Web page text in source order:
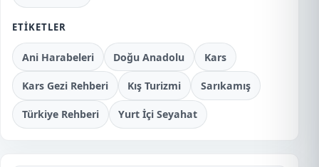
ETIKETLER
Ani Harabeleri Doğu Anadolu Kars
Kars Gezi Rehberi Kış Turizmi Sarıkamış
Türkiye Rehberi Yurt İçi Seyahat